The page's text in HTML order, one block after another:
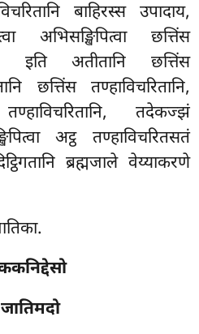
बाहिरस्स उपादाय,
अभिसङ्खिपित्वा छत्तिंस
इति अतीतानि छत्तिंस
छत्तिंस तण्हाविचरितानि,
तदेकज्झं
अट्ठ तण्हाविचरितसतं
ब्रह्मजाले वेय्याकरणे